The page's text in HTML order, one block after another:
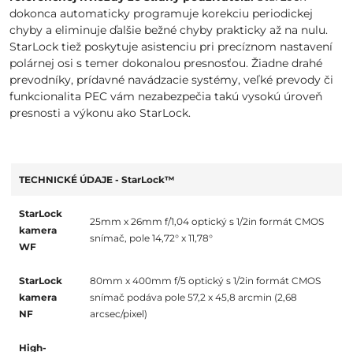
dokonca automaticky programuje korekciu periodickej
chyby a eliminuje ďalšie bežné chyby prakticky až na nulu.
StarLock tiež poskytuje asistenciu pri precíznom nastavení
polárnej osi s temer dokonalou presnosťou. Žiadne drahé
prevodníky, prídavné navádzacie systémy, veľké prevody či
funkcionalita PEC vám nezabezpečia takú vysokú úroveň
presnosti a výkonu ako StarLock.
TECHNICKÉ ÚDAJE - StarLock™
StarLock
kamera
WF
25mm x 26mm f/1,04 optický s 1/2in formát CMOS
snímač, pole 14,72° x 11,78°
StarLock
kamera
NF
80mm x 400mm f/5 optický s 1/2in formát CMOS
snímač podáva pole 57,2 x 45,8 arcmin (2,68
arcsec/pixel)
High-